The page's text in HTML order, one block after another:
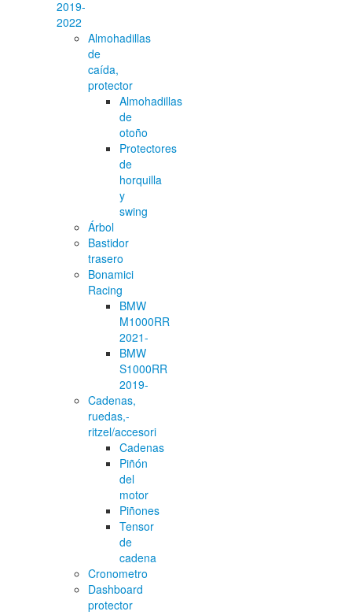
2019-
2022
Almohadillas
de
caída,
protector
Almohadillas
de
otoño
Protectores
de
horquilla
y
swing
Árbol
Bastidor
trasero
Bonamici
Racing
BMW
M1000RR
2021-
BMW
S1000RR
2019-
Cadenas,
ruedas,-
ritzel/accesori
Cadenas
Piñón
del
motor
Piñones
Tensor
de
cadena
Cronometro
Dashboard
protector